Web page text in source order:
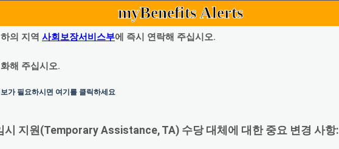
myBenefits Alerts
의 지역 사회보장서비스부에 즉시 연락해 주십시오.
해 주십시오.
가 필요하시면 여기를 클릭하세요
시 지원(Temporary Assistance, TA) 수당 대체에 대한 중요 변경 사항: